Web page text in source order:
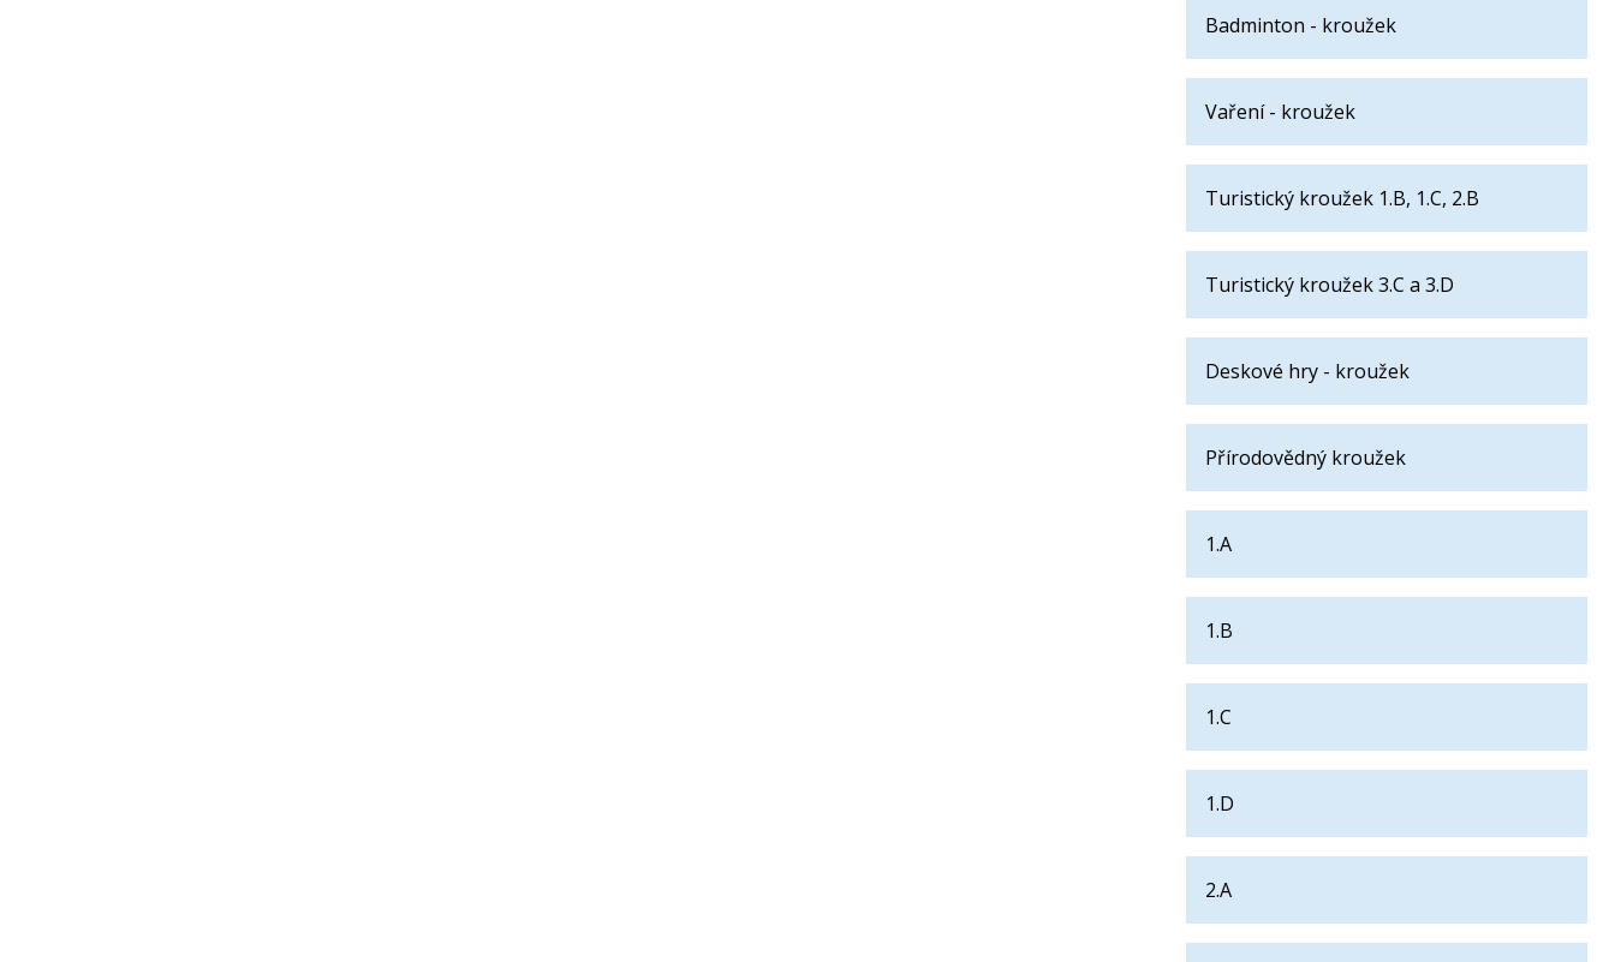
Badminton - kroužek
Vaření - kroužek
Turistický kroužek 1.B, 1.C, 2.B
Turistický kroužek 3.C a 3.D
Deskové hry - kroužek
Přírodovědný kroužek
1.A
1.B
1.C
1.D
2.A